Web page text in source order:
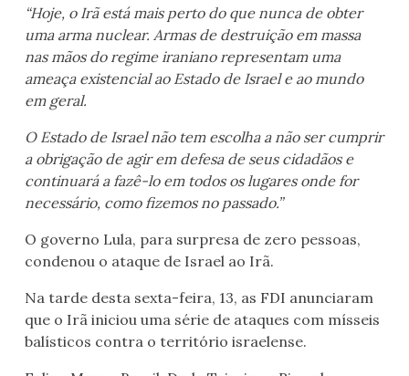
“Hoje, o Irã está mais perto do que nunca de obter
uma arma nuclear. Armas de destruição em massa
nas mãos do regime iraniano representam uma
ameaça existencial ao Estado de Israel e ao mundo
em geral.
O Estado de Israel não tem escolha a não ser cumprir
a obrigação de agir em defesa de seus cidadãos e
continuará a fazê-lo em todos os lugares onde for
necessário, como fizemos no passado.”
O governo Lula, para surpresa de zero pessoas,
condenou o ataque de Israel ao Irã.
Na tarde desta sexta-feira, 13, as FDI anunciaram
que o Irã iniciou uma série de ataques com mísseis
balísticos contra o território israelense.